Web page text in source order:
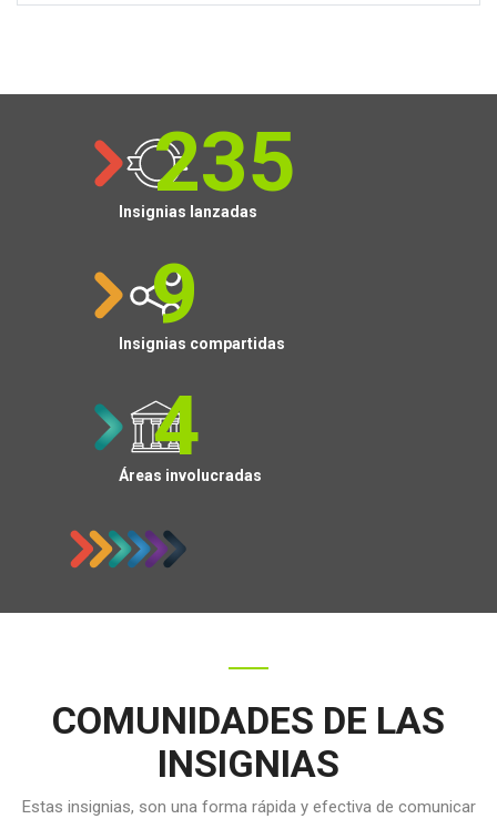
260
Insignias lanzadas
10
Insignias compartidas
5
Áreas involucradas
COMUNIDADES DE LAS
INSIGNIAS
Estas insignias, son una forma rápida y efectiva de comunicar